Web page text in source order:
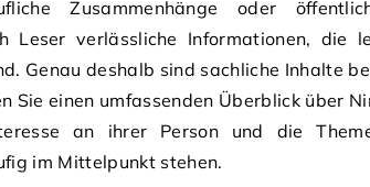
Zusammenhänge oder
Leser verlässliche Informationen, die
Genau deshalb sind sachliche Inhalte
Sie einen umfassenden Überblick über
an ihrer Person und die
im Mittelpunkt stehen.